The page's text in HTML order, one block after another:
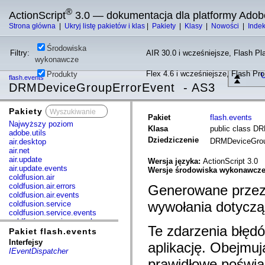
ActionScript® 3.0 — dokumentacja dla platformy
Strona główna Ukryj listę pakietów i klas Pakiety Klasy Nowości
Filtry:
Środowiska
wykonawcze
AIR 30.0 i wcześniejsze, Flash
Produkty Flex 4.6 i wcześniejsze, Flash
flash.events
DRMDeviceGroupErrorEvent - AS3
Pakiety
Najwyższy poziom
adobe.utils
air.desktop
air.net
air.update
air.update.events
coldfusion.air
coldfusion.air.errors
coldfusion.air.events
coldfusion.service
coldfusion.service.events
coldfusion.service.mxml
com.adobe.acm.solutions.authoring.domain.extensions
com.adobe.acm.solutions.ccr.domain.extensions
com.adobe.consulting.pst.vo
com.adobe.dct.component
Pakiet flash.events
Interfejsy
IEventDispatcher
Pakiet
flash.events
Klasa
public class
Dziedziczenie
Wersja języka: ActionScript 3.0
Wersje środowiska
Generowane
wywołania
Te zdarzenia
aplikację.